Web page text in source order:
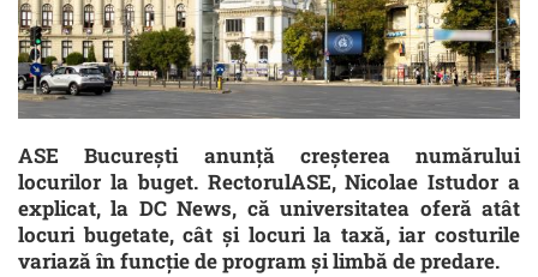
ASE București anunță creșterea numărului
locurilor la buget. RectorulASE, Nicolae Istudor a
explicat, la DC News, că universitatea oferă atât
locuri bugetate, cât și locuri la taxă, iar costurile
variază în funcție de program și limbă de predare.